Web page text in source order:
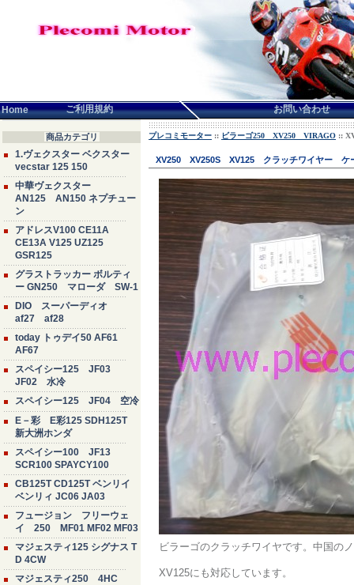
Home ご利用規約 お問い合わせ
商品カテゴリ
1.ヴェクスター ベクスター
vecstar 125 150
中華ヴェクスター
AN125 AN150 ネプチュー
ン
アドレスV100 CE11A
CE13A V125 UZ125
GSR125
グラストラッカー ボルティ
ー GN250 マローダ SW-1
DIO スーパーディオ
af27 af28
today トゥデイ50 AF61
AF67
スペイシー125 JF03
JF02 水冷
スペイシー125 JF04 空冷
E－彩 E彩125 SDH125T
新大洲ホンダ
スペイシー100 JF13
SCR100 SPAYCY100
CB125T CD125T ベンリイ
ベンリィ JC06 JA03
フュージョン フリーウェ
イ 250 MF01 MF02 MF03
マジェスティ125 シグナス T
D 4CW
マジェスティ250 4HC
プレコミモーター :: ビラーゴ250 XV250 VIRAGO ::
XV250 XV250S XV125 クラッチワイヤー ケ
ビラーゴのクラッチワイヤです。中国の
XV125にも対応しています。